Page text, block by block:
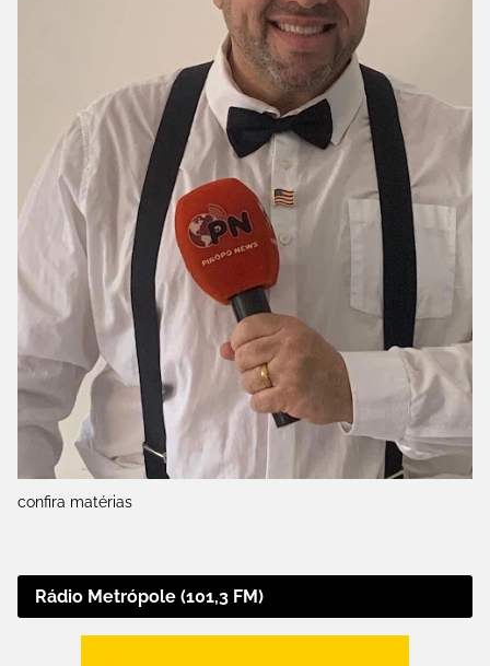
confira matérias
Rádio Metrópole (101,3 FM)